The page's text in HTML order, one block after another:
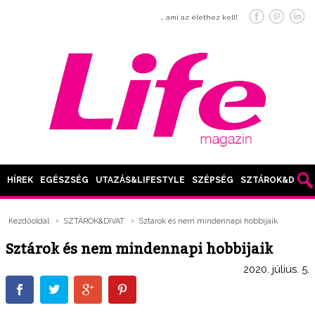
… ami az élethez kell!
HÍREK EGÉSZSÉG UTAZÁS&LIFESTYLE SZÉPSÉG SZTÁROK&DIVAT
Kezdőoldal SZTÁROK&DIVAT Sztárok és nem mindennapi hobbijaik
Sztárok és nem mindennapi hobbijaik
2020. július. 5.